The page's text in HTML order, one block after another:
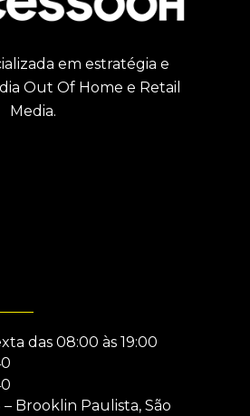
em estratégia e
Out Of Home e Retail
Media.
das 08:00 às 19:00
– Brooklin Paulista, São